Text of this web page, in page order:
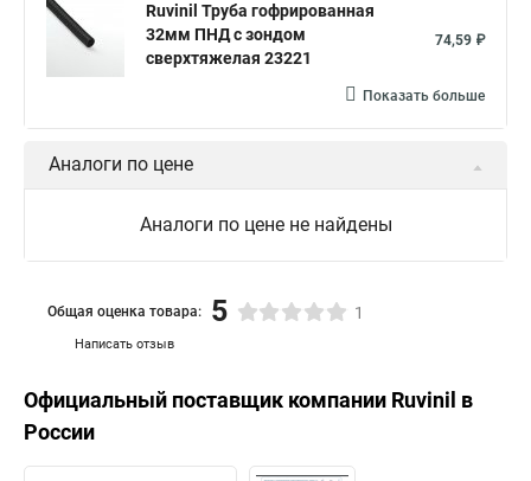
Ruvinil Труба гофрированная
32мм ПНД с зондом
сверхтяжелая 23221
74,59 ₽
Показать больше
Аналоги по цене
Аналоги по цене не найдены
Написать отзыв
Общая оценка товара: 5 1
Официальный поставщик компании Ruvinil в
России